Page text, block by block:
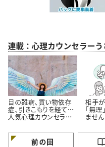
連載：心理カウンセラーう
目の難病、買い物依存
症、引きこもりを経て…
人気心理カウンセラー
る」たった一つの方法
相手
「無理
ませ
する
前の回